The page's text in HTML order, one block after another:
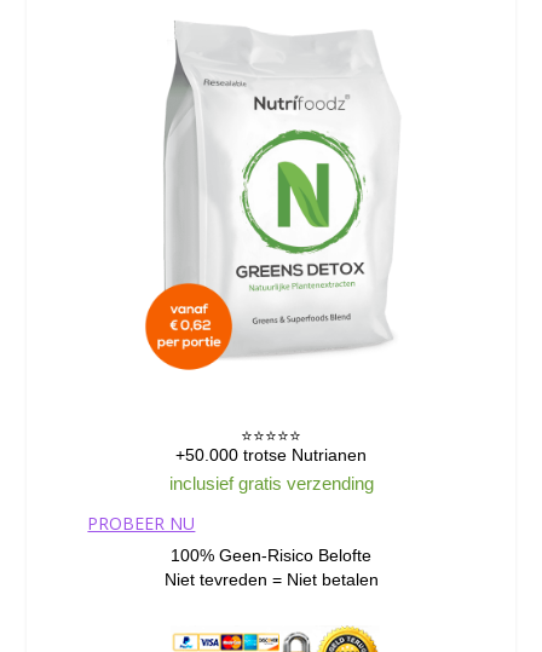
⭐️⭐️⭐️⭐️⭐️
+50.000 trotse Nutrianen
inclusief gratis verzending
PROBEER NU
100% Geen-Risico Belofte
Niet tevreden = Niet betalen